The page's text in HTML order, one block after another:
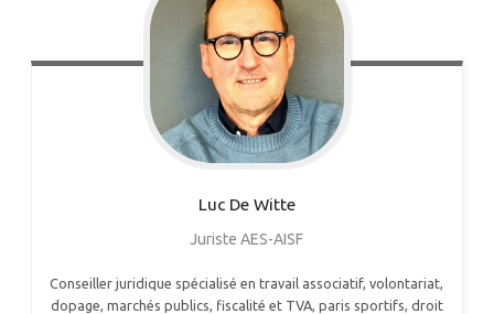
Luc De Witte
Juriste AES-AISF
Conseiller juridique spécialisé en travail associatif, volontariat,
dopage, marchés publics, fiscalité et TVA, paris sportifs, droit